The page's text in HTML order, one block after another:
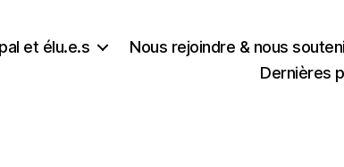
et élu.e.s Nous rejoindre & nous
Dernières